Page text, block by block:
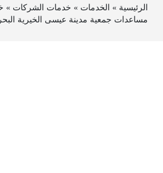
الرئيسية » الخدمات » خدمات الشركات »
مساعدات جمعية مدينة عيسى الخيرية